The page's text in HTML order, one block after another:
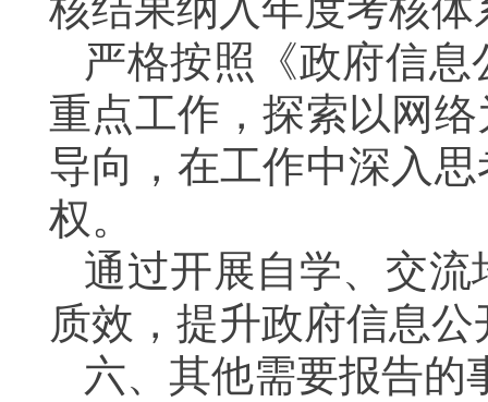
严格按照《政府信
重点工作，探索以网
导向， 在工作中深入思
权。
通过开展自学、交
质效， 提升政府信息
六、其他需要报告的